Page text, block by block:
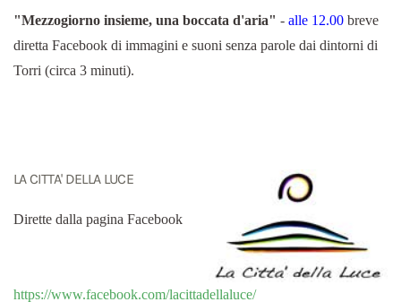
"Mezzogiorno insieme, una boccata d'aria" - alle 12.00 breve
diretta Facebook di immagini e suoni senza parole dai dintorni di
Torri (circa 3 minuti).
LA CITTA' DELLA LUCE
Dirette dalla pagina Facebook
https://www.facebook.com/lacittadellaluce/